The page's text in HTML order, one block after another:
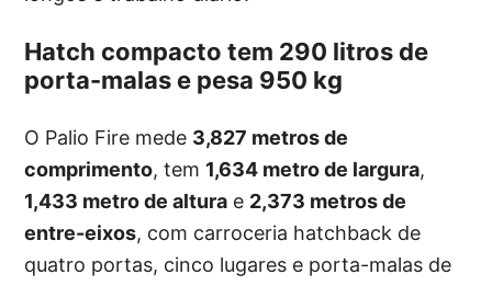
Hatch compacto tem 290 litros de
porta-malas e pesa 950 kg
O Palio Fire mede 3,827 metros de
comprimento, tem 1,634 metro de largura,
1,433 metro de altura e 2,373 metros de
entre-eixos, com carroceria hatchback de
quatro portas, cinco lugares e porta-malas de